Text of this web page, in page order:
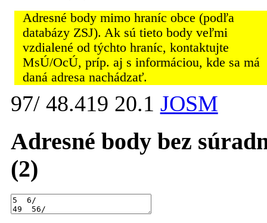
Adresné body mimo hraníc obce (podľa
databázy ZSJ). Ak sú tieto body veľmi
vzdialené od týchto hraníc, kontaktujte
MsÚ/OcÚ, príp. aj s informáciou, kde sa má
daná adresa nachádzať.
97/ 48.419 20.1 JOSM
Adresné body bez
(2)